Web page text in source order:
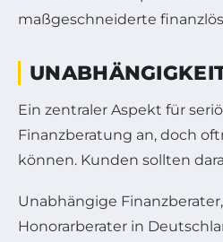
Ein zentraler Aspekt für
Finanzberatung an, doch
können. Kunden sollten
Unabhängige
Honorarberater in